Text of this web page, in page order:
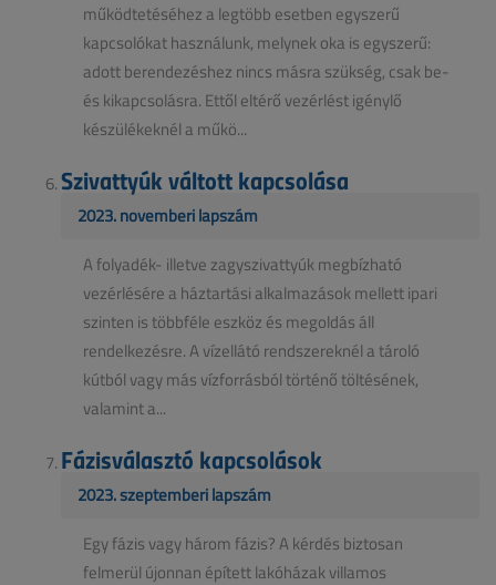
működtetéséhez a legtöbb esetben egyszerű
kapcsolókat használunk, melynek oka is egyszerű:
adott berendezéshez nincs másra szükség, csak be-
és kikapcsolásra. Ettől eltérő vezérlést igénylő
készülékeknél a műkö...
Szivattyúk váltott kapcsolása
2023. novemberi lapszám
A folyadék- illetve zagyszivattyúk megbízható
vezérlésére a háztartási alkalmazások mellett ipari
szinten is többféle eszköz és megoldás áll
rendelkezésre. A vízellátó rendszereknél a tároló
kútból vagy más vízforrásból történő töltésének,
valamint a...
Fázisválasztó kapcsolások
2023. szeptemberi lapszám
Egy fázis vagy három fázis? A kérdés biztosan
felmerül újonnan épített lakóházak villamos